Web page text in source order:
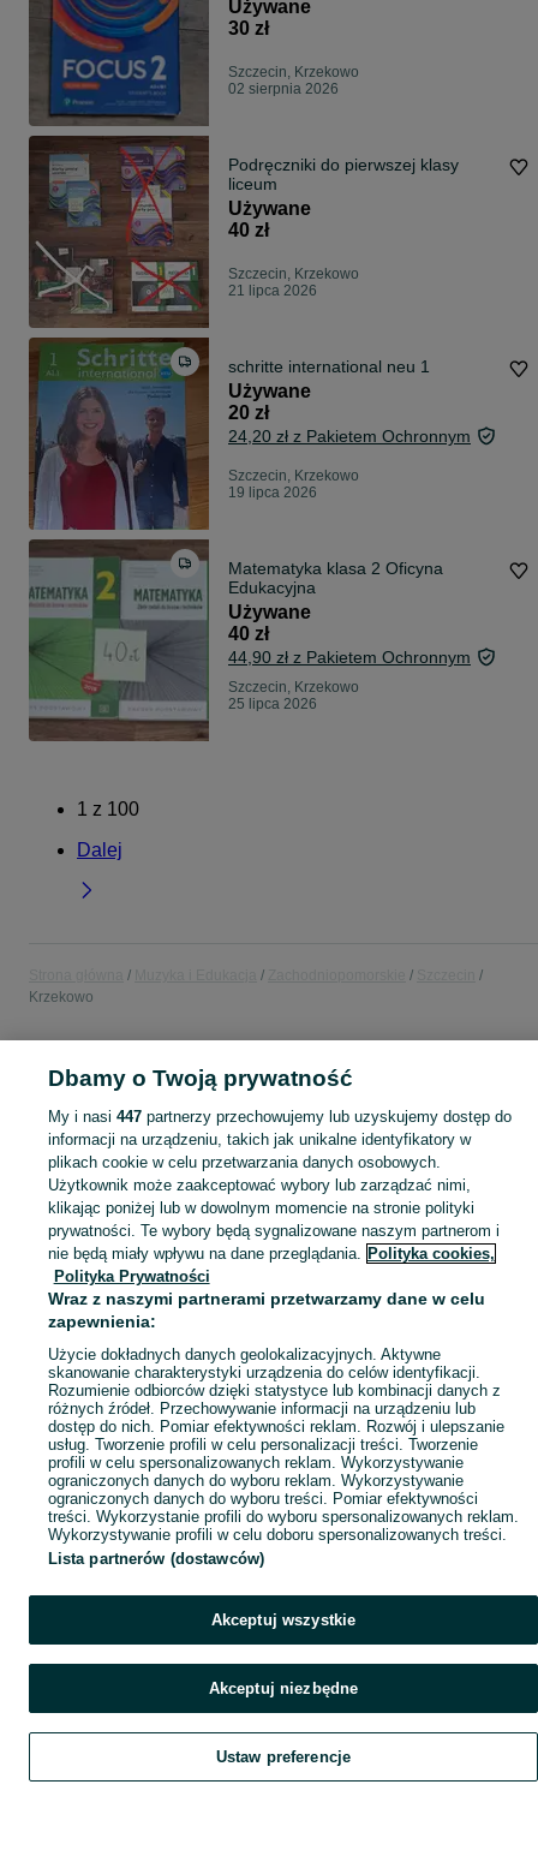
Używane
30 zł
Szczecin, Krzekowo
02 sierpnia 2026
Podręczniki do pierwszej klasy
liceum
Używane
40 zł
Szczecin, Krzekowo
21 lipca 2026
schritte international neu 1
Używane
20 zł
24,20 zł z Pakietem Ochronnym
Szczecin, Krzekowo
19 lipca 2026
Matematyka klasa 2 Oficyna
Edukacyjna
Używane
40 zł
44,90 zł z Pakietem Ochronnym
Szczecin, Krzekowo
25 lipca 2026
1 z 100
Dalej
Krzekowo
KATEGORIA
Sprzedaż towarów dla relaksu, twórczości i nauki Szczecin ▶️ Nowe i używane instrumenty, książki, filmy i inne ✌ Kupuj i sprzedawaj na OLX.pl! Zobacz
Mapa kategorii
Mapa miejscowości
Szukaj Obserwujesz Dodaj Czat Konto
Dbamy o Twoją prywatność
My i nasi 447partnerzy przechowujemy lub uzyskujemy dostęp do
informacji na urządzeniu, takich jak unikalne identyfikatory w
plikach cookie w celu przetwarzania danych osobowych.
Użytkownik może zaakceptować wybory lub zarządzać nimi,
klikając poniżej lub w dowolnym momencie na stronie polityki
prywatności. Te wybory będą sygnalizowane naszym partnerom i
nie będą miały wpływu na dane przeglądania. Polityka cookies,
Polityka Prywatności
Wraz z naszymi partnerami przetwarzamy dane w celu
zapewnienia:
Użycie dokładnych danych geolokalizacyjnych. Aktywne
skanowanie charakterystyki urządzenia do celów identyfikacji.
Rozumienie odbiorców dzięki statystyce lub kombinacji danych z
różnych źródeł. Przechowywanie informacji na urządzeniu lub
dostęp do nich. Pomiar efektywności reklam. Rozwój i ulepszanie
usług. Tworzenie profili w celu personalizacji treści. Tworzenie
profili w celu spersonalizowanych reklam. Wykorzystywanie
ograniczonych danych do wyboru reklam. Wykorzystywanie
ograniczonych danych do wyboru treści. Pomiar efektywności
treści. Wykorzystanie profili do wyboru spersonalizowanych reklam.
Wykorzystywanie profili w celu doboru spersonalizowanych treści.
Lista partnerów (dostawców)
Akceptuj wszystkie
Akceptuj niezbędne
Ustaw preferencje